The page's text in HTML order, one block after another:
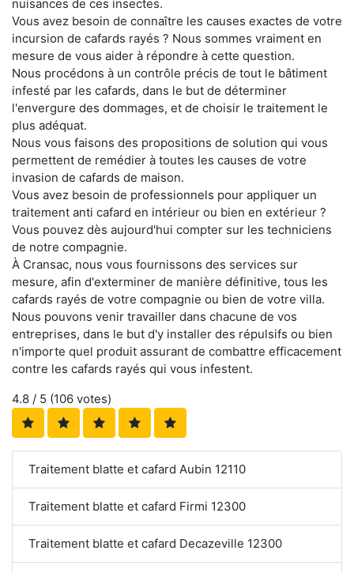
nuisances de ces insectes.
Vous avez besoin de connaître les causes exactes de votre
incursion de cafards rayés ? Nous sommes vraiment en
mesure de vous aider à répondre à cette question.
Nous procédons à un contrôle précis de tout le bâtiment
infesté par les cafards, dans le but de déterminer
l'envergure des dommages, et de choisir le traitement le
plus adéquat.
Nous vous faisons des propositions de solution qui vous
permettent de remédier à toutes les causes de votre
invasion de cafards de maison.
Vous avez besoin de professionnels pour appliquer un
traitement anti cafard en intérieur ou bien en extérieur ?
Vous pouvez dès aujourd'hui compter sur les techniciens
de notre compagnie.
À Cransac, nous vous fournissons des services sur
mesure, afin d'exterminer de manière définitive, tous les
cafards rayés de votre compagnie ou bien de votre villa.
Nous pouvons venir travailler dans chacune de vos
entreprises, dans le but d'y installer des répulsifs ou bien
n'importe quel produit assurant de combattre efficacement
contre les cafards rayés qui vous infestent.
4.8 / 5 (106 votes)
Traitement blatte et cafard Aubin 12110
Traitement blatte et cafard Firmi 12300
Traitement blatte et cafard Decazeville 12300